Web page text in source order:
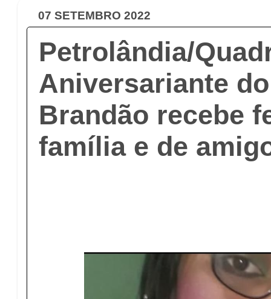
07 SETEMBRO 2022
Petrolândia/
Aniversariante
Brandão recebe
família e de